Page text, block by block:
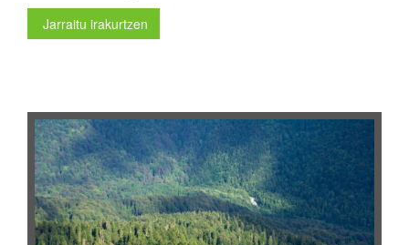
Jarraitu irakurtzen